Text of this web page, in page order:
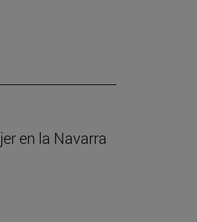
en la Navarra